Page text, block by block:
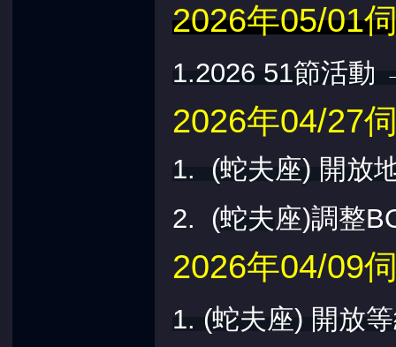
2026年05/01
1.2026 51節活動
2026年04/27
1. (蛇夫座) 開放
2. (蛇夫座)調整
2026年04/09
1. (蛇夫座) 開放